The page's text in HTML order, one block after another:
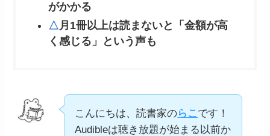
がかかる
△ 月1冊以上は読まないと「金額が高
く感じる」という声も
こんにちは、読書家のらこ です！
Audibleは聴き放題が始まる以前か